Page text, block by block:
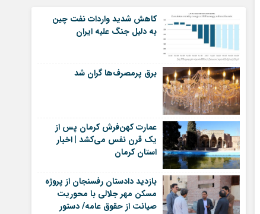
کاهش شدید واردات نفت چین
به دلیل جنگ علیه ایران
برق پرمصرف‌ها گران شد
عمارت کهن‌فرش کرمان پس از
یک قرن نفس می‌کشد | اخبار
استان کرمان
بازدید دادستان رفسنجان از پروژه
مسکن مهر جلالی با محوریت
صیانت از حقوق عامه/ دستور